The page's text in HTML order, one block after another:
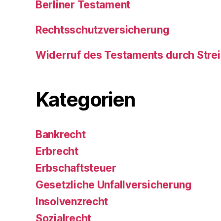
Berliner Testament
Rechtsschutzversicherung
Widerruf des Testaments durch
Kategorien
Bankrecht
Erbrecht
Erbschaftsteuer
Gesetzliche Unfallversicherung
Insolvenzrecht
Sozialrecht